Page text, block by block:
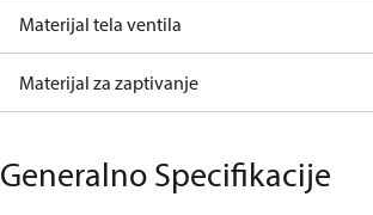
Materijal tela ventila
Materijal za zaptivanje
Generalno Specifikacije